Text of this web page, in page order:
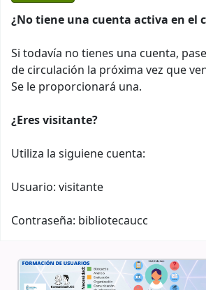
¿No tiene una cuenta activa en el
Si todavía no tienes una cuenta,
de circulación la próxima vez que
Se le proporcionará una.
¿Eres visitante?
Utiliza la siguiene cuenta:
Usuario: visitante
Contraseña: bibliotecaucc